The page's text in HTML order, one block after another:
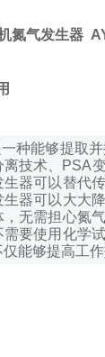
氮气发生器
种能够提取
技术、PSA
器可以替代
器可以大大
，无需担心氮
要使用化学
能够提高工